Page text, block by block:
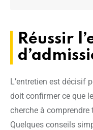
Réussir
L’entretien est décisif
doit confirmer ce que
cherche à
Quelques conseils